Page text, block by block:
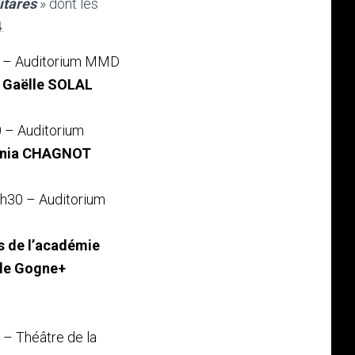
» dont les
Auditorium MMD
Gaëlle SOLAL
– Auditorium
CHAGNOT
– Auditorium
l’académie
Gogne+
Théâtre de la